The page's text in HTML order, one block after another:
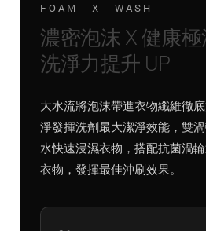
FOAM X WASH
濃密泡沫 X 健康
洗淨力提升 UP
大水流將泡沫帶進衣物纖維徹
淨發揮洗劑最大潔淨效能，雙
水快速浸濕衣物，搭配抗菌渦
衣物，發揮最佳沖刷效果。